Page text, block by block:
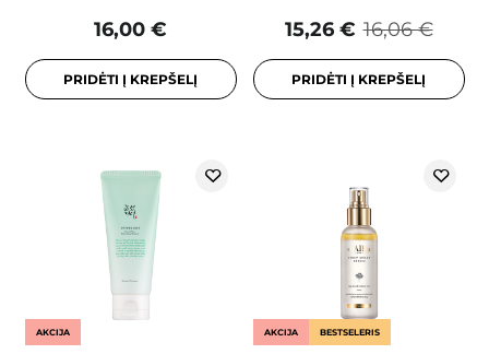
16,00 €
PRIDĖTI Į KREPŠELĮ
16,06 €
15,26 €
PRIDĖTI Į KREPŠELĮ
AKCIJA AKCIJA BESTSELERIS